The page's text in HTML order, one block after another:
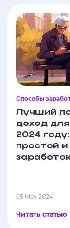
Способы
Лучший
доход
2024
простой
09 May 2024
Читать статью